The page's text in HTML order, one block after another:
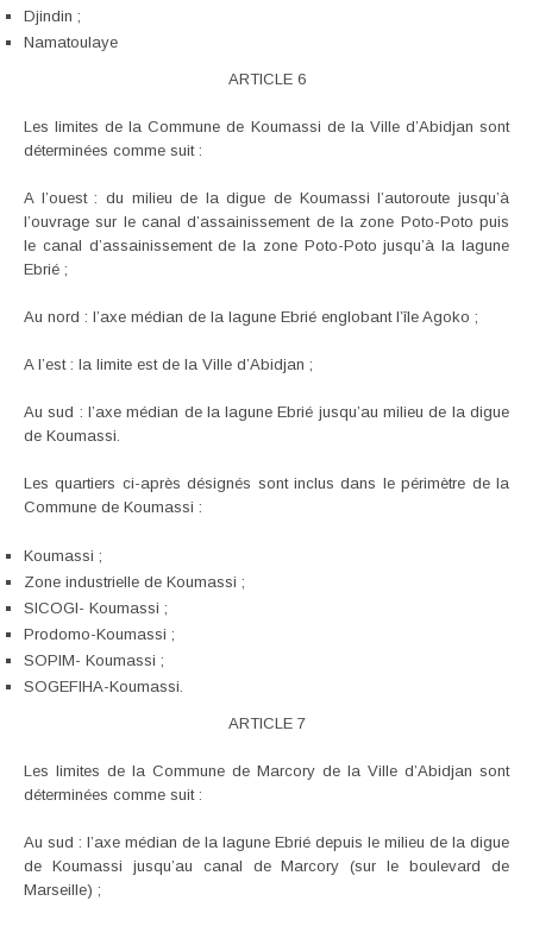
Djindin ;
Namatoulaye
ARTICLE 6
Les limites de la Commune de Koumassi de la Ville d’Abidjan sont
déterminées comme suit :
A l’ouest : du milieu de la digue de Koumassi l’autoroute jusqu’à
l’ouvrage sur le canal d’assainissement de la zone Poto-Poto puis
le canal d’assainissement de la zone Poto-Poto jusqu’à la lagune
Ebrié ;
Au nord : l’axe médian de la lagune Ebrié englobant l’île Agoko ;
A l’est : la limite est de la Ville d’Abidjan ;
Au sud : l’axe médian de la lagune Ebrié jusqu’au milieu de la digue
de Koumassi.
Les quartiers ci-après désignés sont inclus dans le périmètre de la
Commune de Koumassi :
Koumassi ;
Zone industrielle de Koumassi ;
SICOGI- Koumassi ;
Prodomo-Koumassi ;
SOPIM- Koumassi ;
SOGEFIHA-Koumassi.
ARTICLE 7
Les limites de la Commune de Marcory de la Ville d’Abidjan sont
déterminées comme suit :
Au sud : l’axe médian de la lagune Ebrié depuis le milieu de la digue
de Koumassi jusqu’au canal de Marcory (sur le boulevard de
Marseille) ;